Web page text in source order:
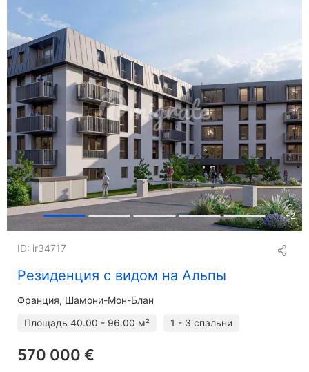
+2
Резиденция с видом на Альпы
ID: ir34717
Франция, Шамони-Мон-Блан
Площадь 40.00 - 96.00 м² 1 - 3 спальни
570 000 €